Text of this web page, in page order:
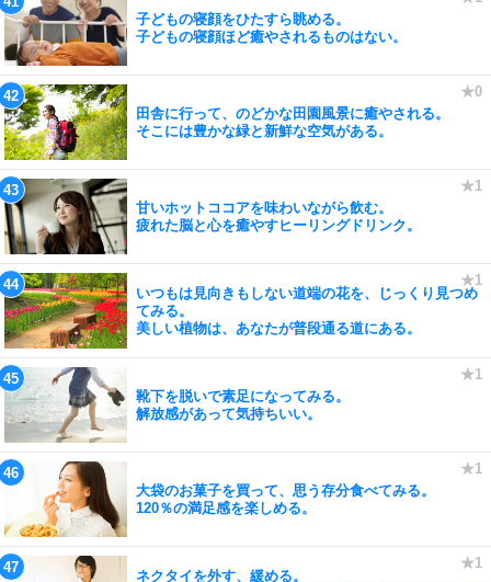
子どもの寝顔をひたすら眺める。
子どもの寝顔ほど癒やされるものはない。
田舎に行って、のどかな田園風景に癒やされる。
そこには豊かな緑と新鮮な空気がある。
甘いホットココアを味わいながら飲む。
疲れた脳と心を癒やすヒーリングドリンク。
いつもは見向きもしない道端の花を、じっくり見つめ
てみる。
美しい植物は、あなたが普段通る道にある。
靴下を脱いで素足になってみる。
解放感があって気持ちいい。
大袋のお菓子を買って、思う存分食べてみる。
120％の満足感を楽しめる。
ネクタイを外す、緩める。